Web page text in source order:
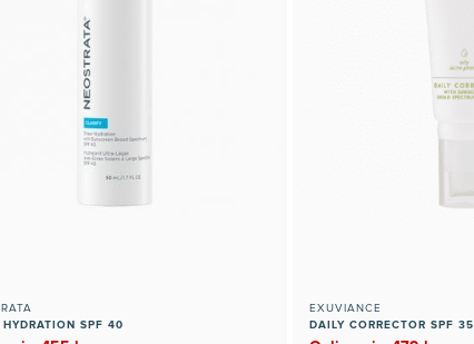
HYDRATION SPF 40
EXUVIANCE
DAILY CORRECTOR SPF 35